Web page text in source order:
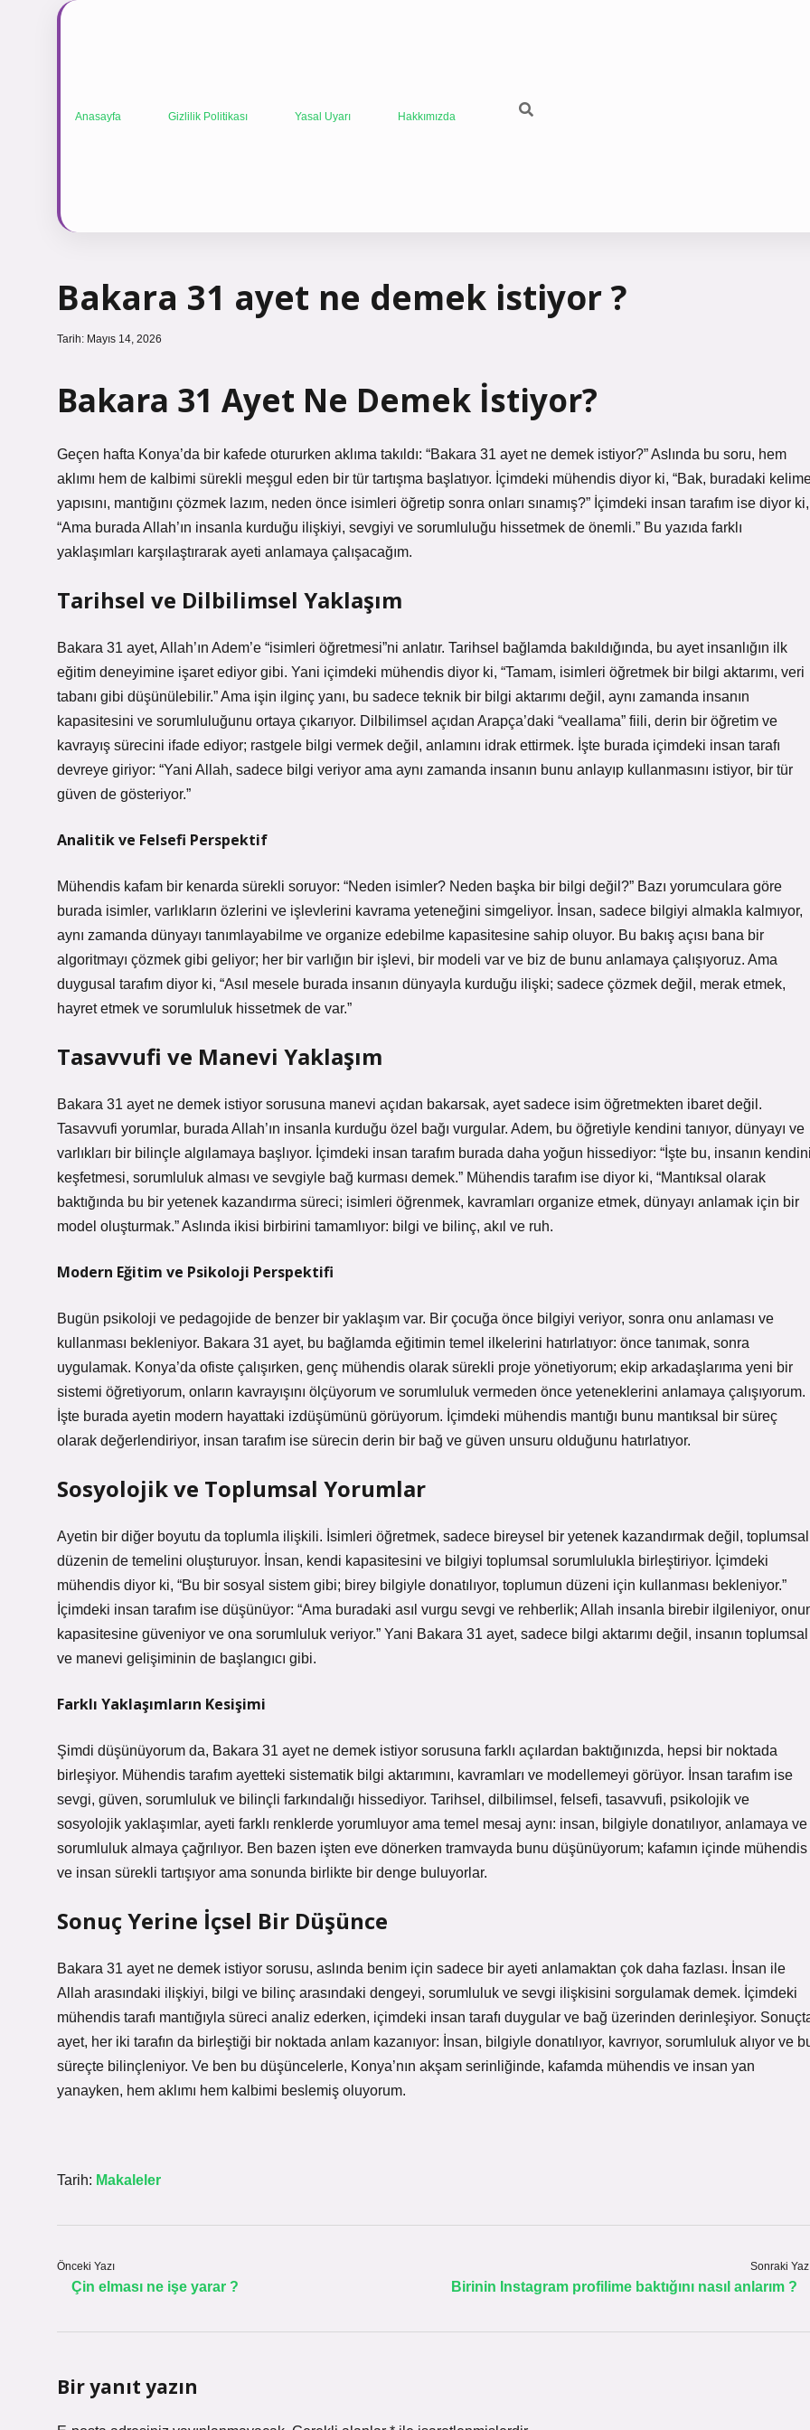
Anasayfa Gizlilik Politikası Yasal Uyarı Hakkımızda
Bakara 31 ayet ne demek istiyor ?
Tarih: Mayıs 14, 2026
Bakara 31 Ayet Ne Demek İstiyor?
Geçen hafta Konya’da bir kafede otururken aklıma takıldı: “Bakara 31 ayet ne demek istiyor?” Aslında bu soru, hem
aklımı hem de kalbimi sürekli meşgul eden bir tür tartışma başlatıyor. İçimdeki mühendis diyor ki, “Bak, buradaki
yapısını, mantığını çözmek lazım, neden önce isimleri öğretip sonra onları sınamış?” İçimdeki insan tarafım ise diyor ki,
“Ama burada Allah’ın insanla kurduğu ilişkiyi, sevgiyi ve sorumluluğu hissetmek de önemli.” Bu yazıda farklı
yaklaşımları karşılaştırarak ayeti anlamaya çalışacağım.
Tarihsel ve Dilbilimsel Yaklaşım
Bakara 31 ayet, Allah’ın Adem’e “isimleri öğretmesi”ni anlatır. Tarihsel bağlamda bakıldığında, bu ayet insanlığın ilk
eğitim deneyimine işaret ediyor gibi. Yani içimdeki mühendis diyor ki, “Tamam, isimleri öğretmek bir bilgi aktarımı, veri
tabanı gibi düşünülebilir.” Ama işin ilginç yanı, bu sadece teknik bir bilgi aktarımı değil, aynı zamanda insanın
kapasitesini ve sorumluluğunu ortaya çıkarıyor. Dilbilimsel açıdan Arapça’daki “veallama” fiili, derin bir öğretim ve
kavrayış sürecini ifade ediyor; rastgele bilgi vermek değil, anlamını idrak ettirmek. İşte burada içimdeki insan tarafı
devreye giriyor: “Yani Allah, sadece bilgi veriyor ama aynı zamanda insanın bunu anlayıp kullanmasını istiyor, bir tür
güven de gösteriyor.”
Analitik ve Felsefi Perspektif
Mühendis kafam bir kenarda sürekli soruyor: “Neden isimler? Neden başka bir bilgi değil?” Bazı yorumculara göre
burada isimler, varlıkların özlerini ve işlevlerini kavrama yeteneğini simgeliyor. İnsan, sadece bilgiyi almakla kalmıyor,
aynı zamanda dünyayı tanımlayabilme ve organize edebilme kapasitesine sahip oluyor. Bu bakış açısı bana bir
algoritmayı çözmek gibi geliyor; her bir varlığın bir işlevi, bir modeli var ve biz de bunu anlamaya çalışıyoruz. Ama
duygusal tarafım diyor ki, “Asıl mesele burada insanın dünyayla kurduğu ilişki; sadece çözmek değil, merak etmek,
hayret etmek ve sorumluluk hissetmek de var.”
Tasavvufi ve Manevi Yaklaşım
Bakara 31 ayet ne demek istiyor sorusuna manevi açıdan bakarsak, ayet sadece isim öğretmekten ibaret değil.
Tasavvufi yorumlar, burada Allah’ın insanla kurduğu özel bağı vurgular. Adem, bu öğretiyle kendini tanıyor, dünyayı ve
varlıkları bir bilinçle algılamaya başlıyor. İçimdeki insan tarafım burada daha yoğun hissediyor: “İşte bu, insanın
keşfetmesi, sorumluluk alması ve sevgiyle bağ kurması demek.” Mühendis tarafım ise diyor ki, “Mantıksal olarak
baktığında bu bir yetenek kazandırma süreci; isimleri öğrenmek, kavramları organize etmek, dünyayı anlamak için bir
model oluşturmak.” Aslında ikisi birbirini tamamlıyor: bilgi ve bilinç, akıl ve ruh.
Modern Eğitim ve Psikoloji Perspektifi
Bugün psikoloji ve pedagojide de benzer bir yaklaşım var. Bir çocuğa önce bilgiyi veriyor, sonra onu anlaması ve
kullanması bekleniyor. Bakara 31 ayet, bu bağlamda eğitimin temel ilkelerini hatırlatıyor: önce tanımak, sonra
uygulamak. Konya’da ofiste çalışırken, genç mühendis olarak sürekli proje yönetiyorum; ekip arkadaşlarıma yeni bir
sistemi öğretiyorum, onların kavrayışını ölçüyorum ve sorumluluk vermeden önce yeteneklerini anlamaya çalışıyorum.
İşte burada ayetin modern hayattaki izdüşümünü görüyorum. İçimdeki mühendis mantığı bunu mantıksal bir süreç
olarak değerlendiriyor, insan tarafım ise sürecin derin bir bağ ve güven unsuru olduğunu hatırlatıyor.
Sosyolojik ve Toplumsal Yorumlar
Ayetin bir diğer boyutu da toplumla ilişkili. İsimleri öğretmek, sadece bireysel bir yetenek kazandırmak değil, toplumsal
düzenin de temelini oluşturuyor. İnsan, kendi kapasitesini ve bilgiyi toplumsal sorumlulukla birleştiriyor. İçimdeki
mühendis diyor ki, “Bu bir sosyal sistem gibi; birey bilgiyle donatılıyor, toplumun düzeni için kullanması bekleniyor.”
İçimdeki insan tarafım ise düşünüyor: “Ama buradaki asıl vurgu sevgi ve rehberlik; Allah insanla birebir ilgileniyor,
kapasitesine güveniyor ve ona sorumluluk veriyor.” Yani Bakara 31 ayet, sadece bilgi aktarımı değil, insanın toplumsal
ve manevi gelişiminin de başlangıcı gibi.
Farklı Yaklaşımların Kesişimi
Şimdi düşünüyorum da, Bakara 31 ayet ne demek istiyor sorusuna farklı açılardan baktığınızda, hepsi bir noktada
birleşiyor. Mühendis tarafım ayetteki sistematik bilgi aktarımını, kavramları ve modellemeyi görüyor. İnsan tarafım ise
sevgi, güven, sorumluluk ve bilinçli farkındalığı hissediyor. Tarihsel, dilbilimsel, felsefi, tasavvufi, psikolojik ve
sosyolojik yaklaşımlar, ayeti farklı renklerde yorumluyor ama temel mesaj aynı: insan, bilgiyle donatılıyor, anlamaya ve
sorumluluk almaya çağrılıyor. Ben bazen işten eve dönerken tramvayda bunu düşünüyorum; kafamın içinde mühendis
ve insan sürekli tartışıyor ama sonunda birlikte bir denge buluyorlar.
Sonuç Yerine İçsel Bir Düşünce
Bakara 31 ayet ne demek istiyor sorusu, aslında benim için sadece bir ayeti anlamaktan çok daha fazlası. İnsan ile
Allah arasındaki ilişkiyi, bilgi ve bilinç arasındaki dengeyi, sorumluluk ve sevgi ilişkisini sorgulamak demek. İçimdeki
mühendis tarafı mantığıyla süreci analiz ederken, içimdeki insan tarafı duygular ve bağ üzerinden derinleşiyor.
ayet, her iki tarafın da birleştiği bir noktada anlam kazanıyor: İnsan, bilgiyle donatılıyor, kavrıyor, sorumluluk alıyor ve
süreçte bilinçleniyor. Ve ben bu düşüncelerle, Konya’nın akşam serinliğinde, kafamda mühendis ve insan yan
yanayken, hem aklımı hem kalbimi beslemiş oluyorum.
Tarih: Makaleler
Önceki Yazı
Çin elması ne işe yarar ?
Sonraki
Birinin Instagram profilime baktığını nasıl anlarım ?
Bir yanıt yazın